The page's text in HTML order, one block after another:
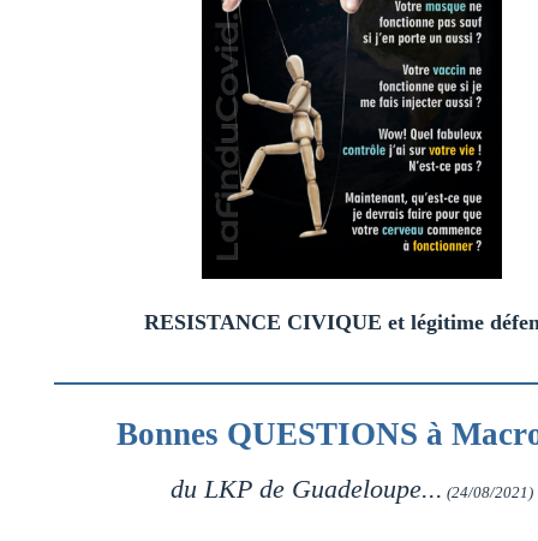
RESISTANCE CIVIQUE et légitime
Bonnes QUESTIONS à
du LKP de Guadeloupe... (24/08/2021)